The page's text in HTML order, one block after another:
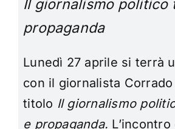
Il giornalismo politico
propaganda
Lunedì 27 aprile si terrà
con il giornalista
titolo Il giornalismo
e propaganda. L’incontro